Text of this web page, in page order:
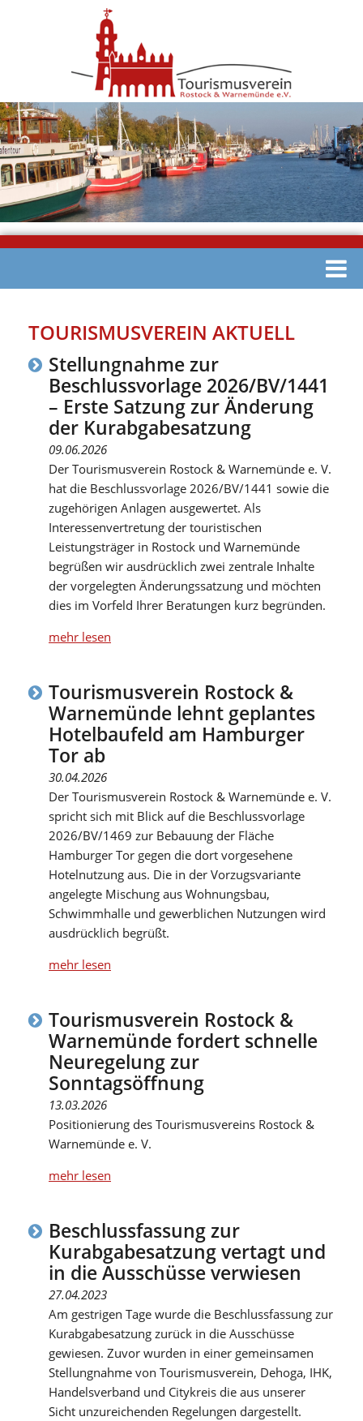
TOURISMUSVEREIN AKTUELL
Stellungnahme zur
Beschlussvorlage 2026/BV/1441
– Erste Satzung zur Änderung
der Kurabgabesatzung
09.06.2026
Der Tourismusverein Rostock & Warnemünde e. V.
hat die Beschlussvorlage 2026/BV/1441 sowie die
zugehörigen Anlagen ausgewertet. Als
Interessenvertretung der touristischen
Leistungsträger in Rostock und Warnemünde
begrüßen wir ausdrücklich zwei zentrale Inhalte
der vorgelegten Änderungssatzung und möchten
dies im Vorfeld Ihrer Beratungen kurz begründen.
mehr lesen
Tourismusverein Rostock &
Warnemünde lehnt geplantes
Hotelbaufeld am Hamburger
Tor ab
30.04.2026
Der Tourismusverein Rostock & Warnemünde e. V.
spricht sich mit Blick auf die Beschlussvorlage
2026/BV/1469 zur Bebauung der Fläche
Hamburger Tor gegen die dort vorgesehene
Hotelnutzung aus. Die in der Vorzugsvariante
angelegte Mischung aus Wohnungsbau,
Schwimmhalle und gewerblichen Nutzungen wird
ausdrücklich begrüßt.
mehr lesen
Tourismusverein Rostock &
Warnemünde fordert schnelle
Neuregelung zur
Sonntagsöffnung
13.03.2026
Positionierung des Tourismusvereins Rostock &
Warnemünde e. V.
mehr lesen
Beschlussfassung zur
Kurabgabesatzung vertagt und
in die Ausschüsse verwiesen
27.04.2023
Am gestrigen Tage wurde die Beschlussfassung zur
Kurabgabesatzung zurück in die Ausschüsse
gewiesen. Zuvor wurden in einer gemeinsamen
Stellungnahme von Tourismusverein, Dehoga, IHK,
Handelsverband und Citykreis die aus unserer
Sicht unzureichenden Regelungen dargestellt.